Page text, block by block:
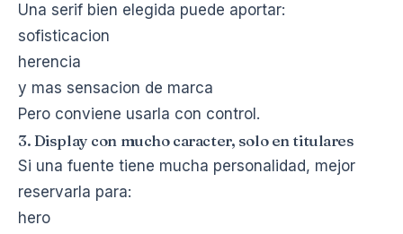
Una serif bien elegida puede aportar:
sofisticacion
herencia
y mas sensacion de marca
Pero conviene usarla con control.
3. Display con mucho caracter, solo en titulares
Si una fuente tiene mucha personalidad, mejor
reservarla para:
hero